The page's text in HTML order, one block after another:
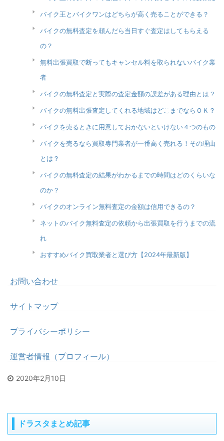
バイク王とバイクワンはどちらが高く売ることができる？
バイクの無料査定を頼んだら当日すぐ査定はしてもらえる
の？
無料出張買取で断ってもキャンセル料を取られないバイク業
者
バイクの無料査定と実際の査定金額の誤差がある理由とは？
バイクの無料出張査定してくれる地域はどこまでならＯＫ？
バイクを売るときに用意しておかないといけない４つのもの
バイクを売るなら買取専門業者が一番高く売れる！その理由
とは？
バイクの無料査定の結果がわかるまでの時間はどのくらいな
のか？
バイクのオンライン無料査定の金額は信用できるの？
ネットのバイク無料査定の依頼から出張買取を行うまでの流
れ
おすすめバイク買取業者と選び方【2024年最新版】
お問い合わせ
サイトマップ
プライバシーポリシー
運営者情報（プロフィール）
2020年2月10日
ドラスタまとめ記事